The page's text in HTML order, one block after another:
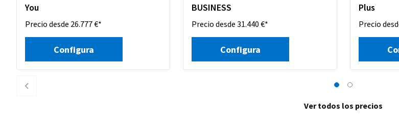
You
Precio desde 26.777 €*
Configura
BUSINESS
Precio desde 31.440 €*
Configura
Plus
Precio
Ver todos los precios